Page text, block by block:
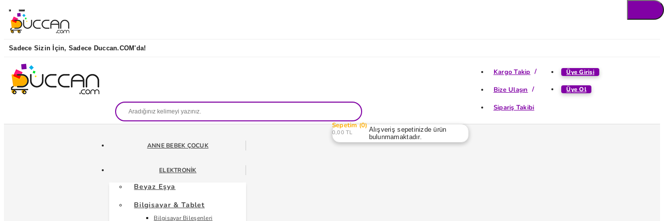
Sadece Sizin İçin, Sadece Duccan.COM'da!
Üye Girişi
Üye Ol
Kargo Takip
Bize Ulaşın
Sipariş Takibi
Sepetim 0
0,00 TL
Alışveriş sepetinizde ürün
bulunmamaktadır.
ANNE BEBEK ÇOCUK
ELEKTRONIK
Beyaz Eşya
Bilgisayar & Tablet
Bilgisayar Bileşenleri